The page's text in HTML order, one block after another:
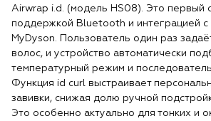
Airwrap i.d. (модель HS08). Это первый
поддержкой Bluetooth и интеграцией с
MyDyson. Пользователь один раз
волос, и устройство автоматически
температурный режим и
Функция id curl выстраивает
завивки, снижая долю ручной
Это особенно актуально для тонких и